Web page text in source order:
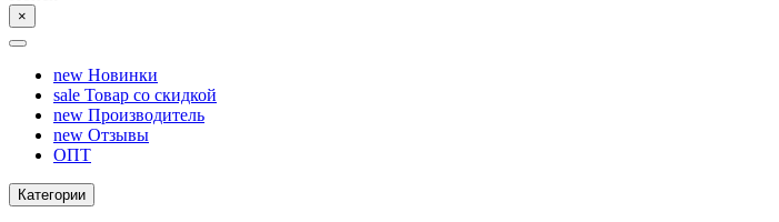
×
new Новинки
sale Товар со скидкой
new Производитель
new Отзывы
ОПТ
Категории